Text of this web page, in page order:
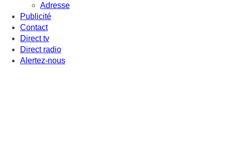
Adresse
Publicité
Contact
Direct tv
Direct radio
Alertez-nous